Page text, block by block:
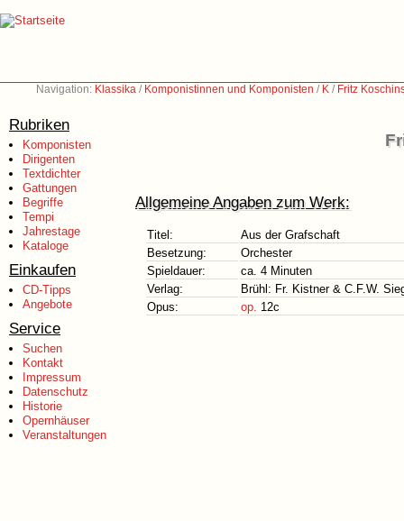
Navigation: Klassika / Komponistinnen und Komponisten / K / Fritz
Rubriken
Komponisten
Dirigenten
Textdichter
Gattungen
Begriffe
Tempi
Jahrestage
Kataloge
Einkaufen
CD-Tipps
Angebote
Service
Suchen
Kontakt
Impressum
Datenschutz
Historie
Opernhäuser
Veranstaltungen
Allgemeine Angaben zum Werk:
Titel:
Aus der Grafschaft
Besetzung:
Orchester
Spieldauer:
ca. 4 Minuten
Verlag:
Brühl: Fr. Kistner & C.F.W.
Opus:
op. 12c